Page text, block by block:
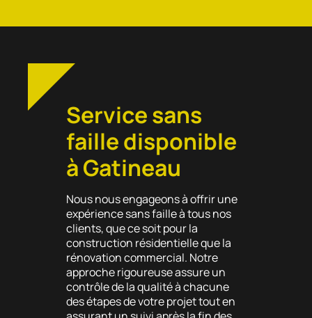
Service sans
faille disponible
à Gatineau
Nous nous engageons à offrir une
expérience sans faille à tous nos
clients, que ce soit pour la
construction résidentielle que la
rénovation commercial. Notre
approche rigoureuse assure un
contrôle de la qualité à chacune
des étapes de votre projet tout en